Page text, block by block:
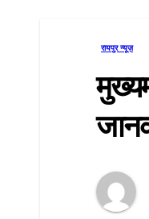
रायपुर न्यूज़